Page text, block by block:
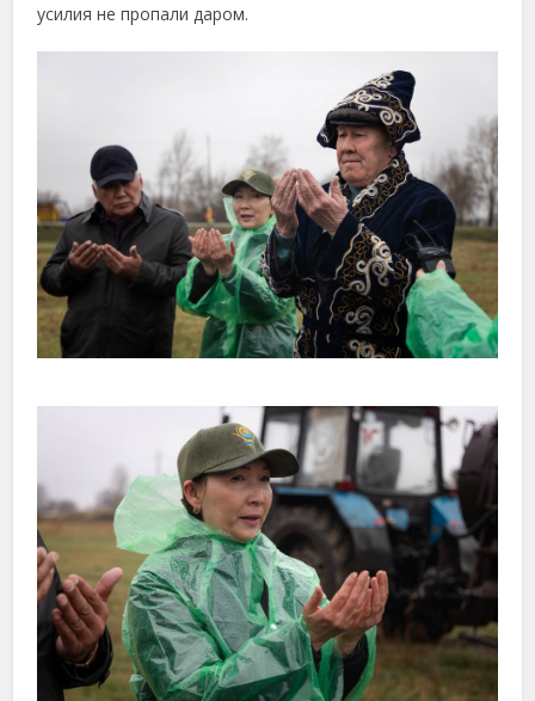
усилия не пропали даром.